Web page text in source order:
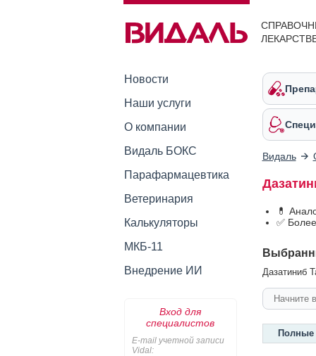
Новости
Наши услуги
О компании
Видаль БОКС
Парафармацевтика
Ветеринария
Калькуляторы
МКБ-11
Внедрение ИИ
Вход для
специалистов
E-mail учетной записи
Vidal:
Видаль
💊
✅
Дазатиниб
Полные